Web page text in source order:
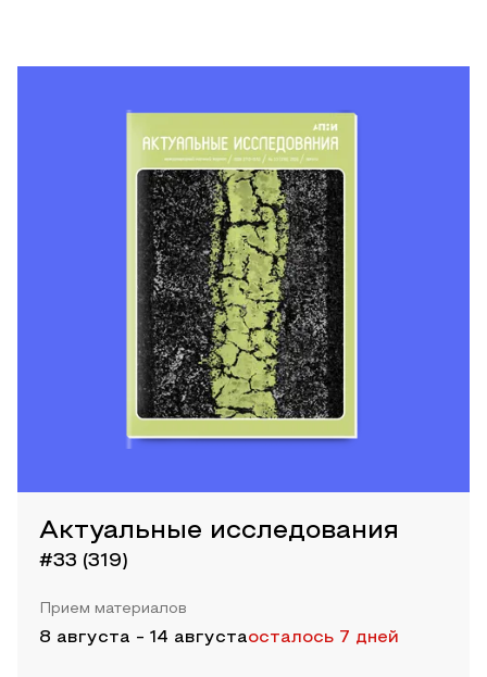
Актуальные исследования
#33 (319)
Прием материалов
8 августа - 14 августаосталось 7 дней